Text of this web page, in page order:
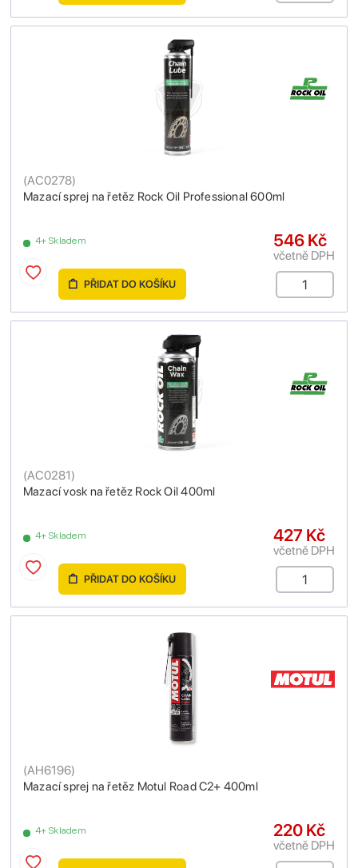
Mazací sprej na řetěz Rock Oil Professional 600ml
(AC0278)
4+ Skladem 546 Kč
včetně DPH
PŘIDAT DO KOŠÍKU
Mazací vosk na řetěz Rock Oil 400ml
(AC0281)
4+ Skladem 427 Kč
včetně DPH
PŘIDAT DO KOŠÍKU
Mazací sprej na řetěz Motul Road C2+ 400ml
(AH6196)
4+ Skladem 220 Kč
včetně DPH